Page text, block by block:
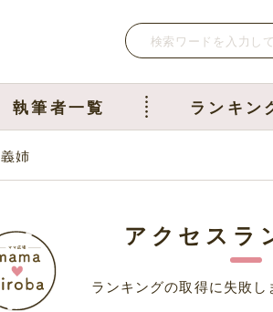
執筆者一覧 ランキン
姉
アクセスラ
ランキングの取得に失敗し